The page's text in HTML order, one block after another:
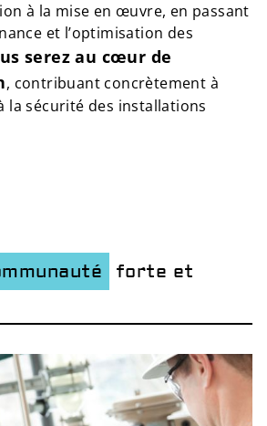
à la mise en œuvre, en passant
et l’optimisation des
serez au cœur de
, contribuant concrètement à
la sécurité des installations
forte et